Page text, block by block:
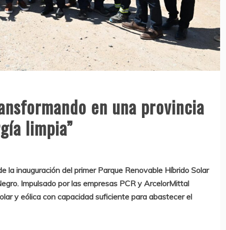
en una provincia
limpia”
la inauguración del primer Parque Renovable Híbrido Solar
Impulsado por las empresas PCR y ArcelorMittal
y eólica con capacidad suficiente para abastecer el